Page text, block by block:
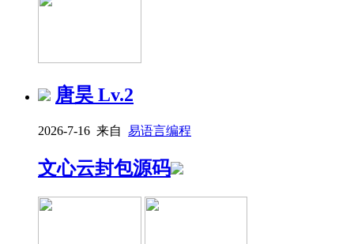
唐昊 Lv.2
2026-7-16 来自 易语言编程
文心云封包源码